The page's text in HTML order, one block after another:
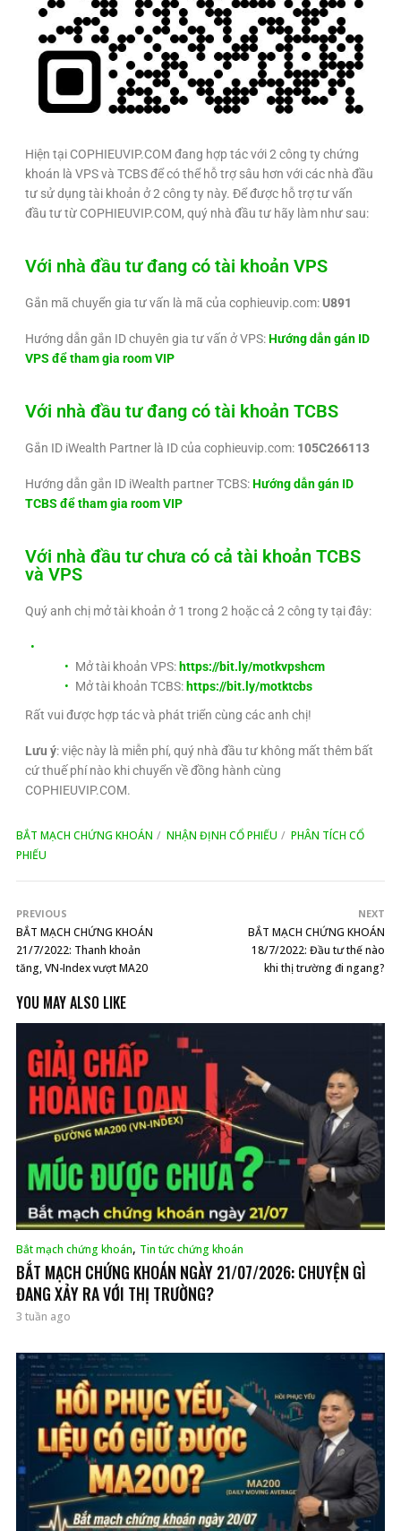
Hiện tại COPHIEUVIP.COM đang hợp tác với 2 công ty chứng
khoán là VPS và TCBS để có thể hỗ trợ sâu hơn với các nhà đầu
tư sử dụng tài khoản ở 2 công ty này. Để được hỗ trợ tư vấn
đầu tư từ COPHIEUVIP.COM, quý nhà đầu tư hãy làm như sau:
Với nhà đầu tư đang có tài khoản VPS
Gắn mã chuyển gia tư vấn là mã của cophieuvip.com:U891
Hướng dẫn gắn ID chuyên gia tư vấn ở VPS:Hướng dẫn gán ID
VPS để tham gia room VIP
Với nhà đầu tư đang có tài khoản TCBS
Gắn ID iWealth Partner là ID của cophieuvip.com: 105C266113
Hướng dẫn gắn ID iWealth partner TCBS:Hướng dẫn gán ID
TCBS để tham gia room VIP
Với nhà đầu tư chưa có cả tài khoản TCBS
và VPS
Quý anh chị mở tài khoản ở 1 trong 2 hoặc cả 2 công ty tại đây:
Mở tài khoản VPS: https://bit.ly/motkvpshcm
Mở tài khoản TCBS: https://bit.ly/motktcbs
Rất vui được hợp tác và phát triển cùng các anh chị!
Lưu ý: việc này là miễn phí, quý nhà đầu tư không mất thêm bất
cứ thuế phí nào khi chuyển về đồng hành cùng
COPHIEUVIP.COM.
BẮT MẠCH CHỨNG KHOÁN NHẬN ĐỊNH CỔ PHIẾU
PHÂN TÍCH CỔ
PHIẾU
PREVIOUS
BẮT MẠCH CHỨNG KHOÁN
21/7/2022: Thanh khoản
tăng, VN-Index vượt MA20
NEXT
BẮT MẠCH CHỨNG KHOÁN
18/7/2022: Đầu tư thế nào
khi thị trường đi ngang?
YOU MAY ALSO LIKE
Bắt mạch chứng khoán, Tin tức chứng khoán
BẮT MẠCH CHỨNG KHOÁN NGÀY 21/07/2026: CHUYỆN GÌ
ĐANG XẢY RA VỚI THỊ TRƯỜNG?
3 tuần ago